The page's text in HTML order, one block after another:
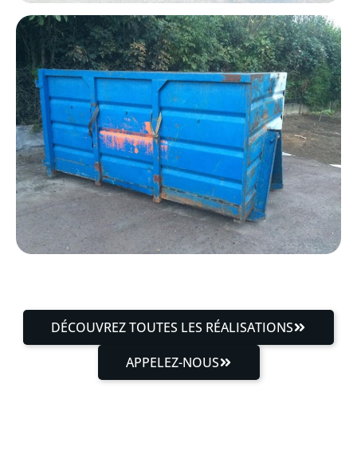
DÉCOUVREZ TOUTES LES RÉALISATIONS
APPELEZ-NOUS